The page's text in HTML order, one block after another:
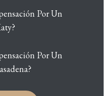
Por Un
Por Un